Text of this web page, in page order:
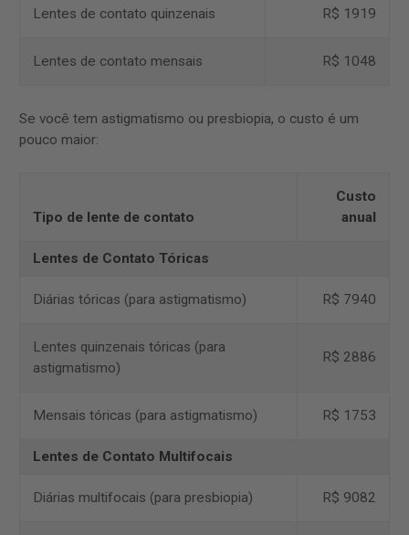
Lentes de contato quinzenais R$ 1919
Lentes de contato mensais R$ 1048
Se você tem astigmatismo ou presbiopia, o custo é um
pouco maior:
Tipo de lente de contato
Custo
anual
Lentes de Contato Tóricas
Diárias tóricas (para astigmatismo) R$ 7940
Lentes quinzenais tóricas (para
astigmatismo)
R$ 2886
Mensais tóricas (para astigmatismo) R$ 1753
Lentes de Contato Multifocais
Diárias multifocais (para presbiopia) R$ 9082